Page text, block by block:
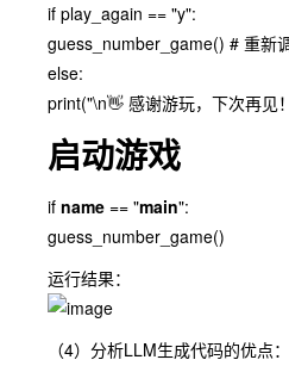
if play_again == "y":
guess_number_game() # 重新
else:
print("\n👋 感谢游玩，下次再见
启动游戏
if name == "main":
guess_number_game()
运行结果：
（4）分析LLM生成代码的优点：